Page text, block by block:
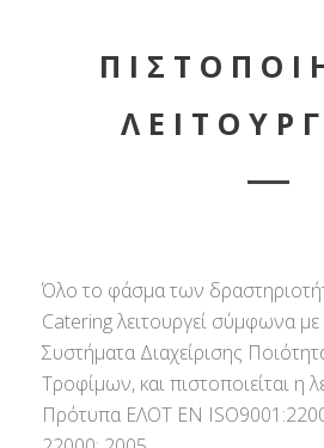
Όλο το φάσμα των
Catering λειτουργεί σύμφωνα με
Συστήματα Διαχείρισης
Τροφίμων, και πιστοποιείται η
Πρότυπα ΕΛΟΤ ΕΝ